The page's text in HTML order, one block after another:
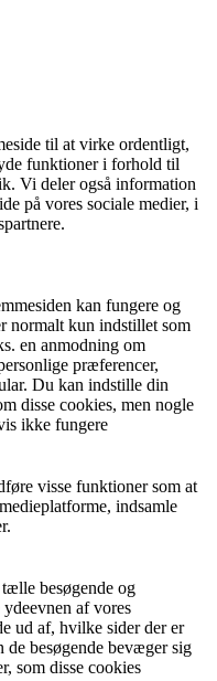
til at virke ordentligt,
funktioner i forhold til
Vi deler også information
på vores sociale medier, i
kan fungere og
normalt kun indstillet som
en anmodning om
præferencer,
Du kan indstille din
disse cookies, men nogle
ikke fungere
visse funktioner som at
indsamle
besøgende og
af vores
ud af, hvilke sider der er
besøgende bevæger sig
som disse cookies